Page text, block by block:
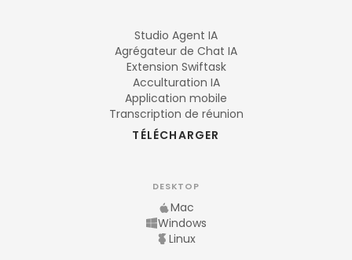
Studio Agent IA
Agrégateur de Chat IA
Extension Swiftask
Acculturation IA
Application mobile
Transcription de réunion
TÉLÉCHARGER
DESKTOP
Mac
Windows
Linux